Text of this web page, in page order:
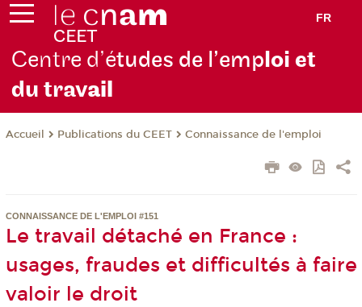
FR
Centre d’études de l’emploi et
du travail
Accueil Publications du CEET Connaissance de l'emploi
CONNAISSANCE DE L'EMPLOI #151
Le travail détaché en France :
usages, fraudes et difficultés à faire
valoir le droit